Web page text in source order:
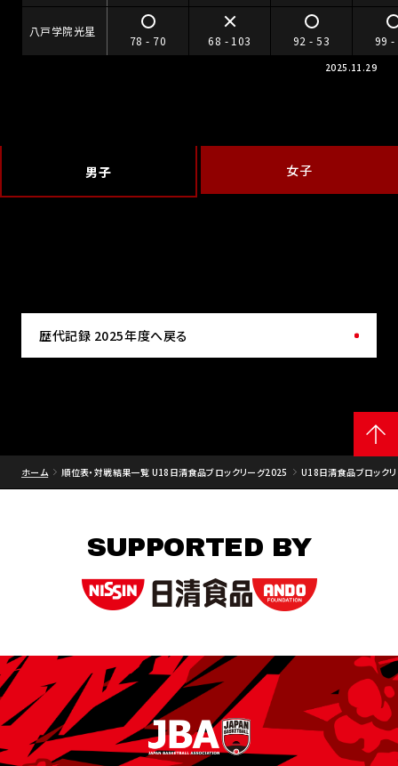
八戸学院光星
78 - 70 68 - 103 92 - 53 99 -
2025.11.29
男子 女子
歴代記録 2025年度へ戻る
ホーム 順位表・対戦結果一覧 U18日清食品ブロックリーグ2025 U18日清食品ブロック
SUPPORTED BY